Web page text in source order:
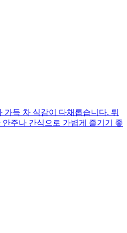
가득 차 식감이 다채롭습니다. 튀
주나 간식으로 가볍게 즐기기 좋